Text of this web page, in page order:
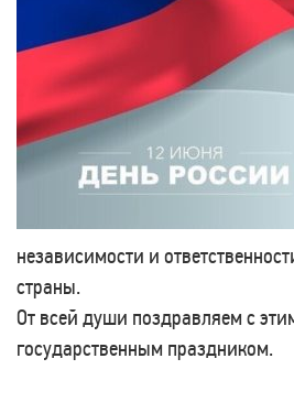
независимости и
страны.
От всей души поздравляем с
государственным праздником.